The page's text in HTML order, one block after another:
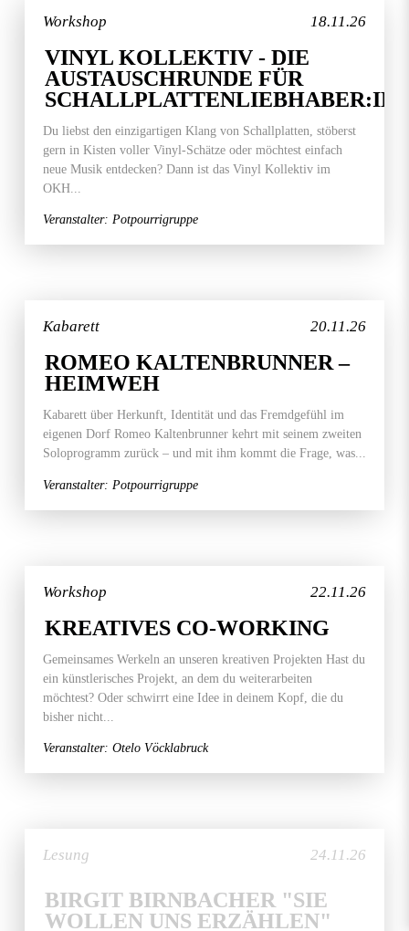
18.11.26
Workshop
VINYL KOLLEKTIV - DIE
AUSTAUSCHRUNDE FÜR
Du liebst den einzigartigen Klang von Schallplatten, stöberst
gern in Kisten voller Vinyl-Schätze oder möchtest einfach
neue Musik entdecken? Dann ist das Vinyl Kollektiv im
OKH...
Veranstalter: Potpourrigruppe
20.11.26
Kabarett
ROMEO KALTENBRUNNER –
HEIMWEH
Kabarett über Herkunft, Identität und das Fremdgefühl im
eigenen Dorf Romeo Kaltenbrunner kehrt mit seinem zweiten
Soloprogramm zurück – und mit ihm kommt die Frage, was...
Veranstalter: Potpourrigruppe
22.11.26
Workshop
KREATIVES CO-WORKING
Gemeinsames Werkeln an unseren kreativen Projekten Hast du
ein künstlerisches Projekt, an dem du weiterarbeiten
möchtest? Oder schwirrt eine Idee in deinem Kopf, die du
bisher nicht...
Veranstalter: Otelo Vöcklabruck
24.11.26
Lesung
BIRGIT BIRNBACHER "SIE
WOLLEN UNS ERZÄHLEN"